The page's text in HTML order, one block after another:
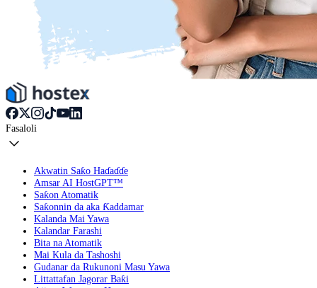
Fasaloli
Akwatin Saƙo Haɗaɗɗe
Amsar AI HostGPT™
Saƙon Atomatik
Saƙonnin da aka Ƙaddamar
Kalanda Mai Yawa
Kalandar Farashi
Bita na Atomatik
Mai Kula da Tashoshi
Gudanar da Rukunoni Masu Yawa
Littattafan Jagorar Baƙi